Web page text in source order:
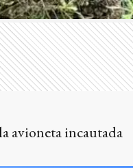
avioneta incautada